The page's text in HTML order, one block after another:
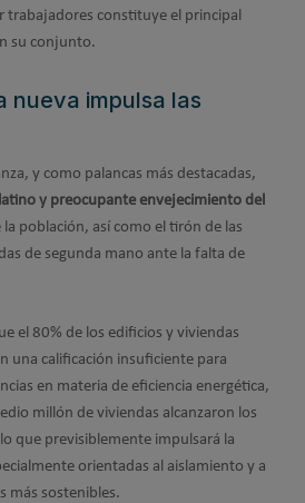
trabajadores constituye el principal
su conjunto.
nueva impulsa las
y como palancas más destacadas,
y preocupante envejecimiento del
la población, así como el tirón de las
de segunda mano ante la falta de
el 80% de los edificios y viviendas
una calificación insuficiente para
en materia de eficiencia energética,
millón de viviendas alcanzaron los
que previsiblemente impulsará la
orientadas al aislamiento y a
más sostenibles.